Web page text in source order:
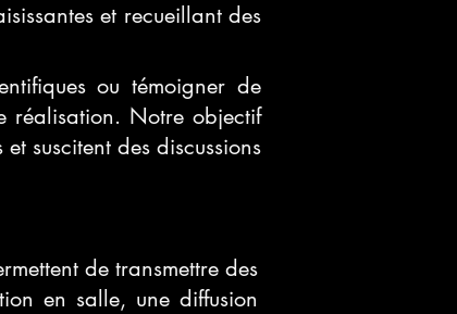
et recueillant des
ou témoigner de
réalisation. Notre objectif
suscitent des discussions
de transmettre des
en salle, une diffusion